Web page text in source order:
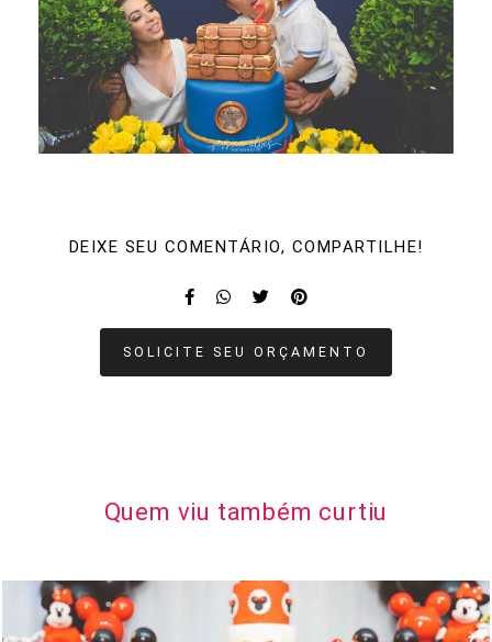
DEIXE SEU COMENTÁRIO, COMPARTILHE!
SOLICITE SEU ORÇAMENTO
Quem viu também curtiu